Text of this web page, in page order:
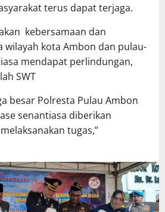
terus dapat terjaga.
kebersamaan dan
kota Ambon dan pulau-
mendapat perlindungan,
SWT
besar Polresta Pulau Ambon
senantiasa diberikan
tugas,”